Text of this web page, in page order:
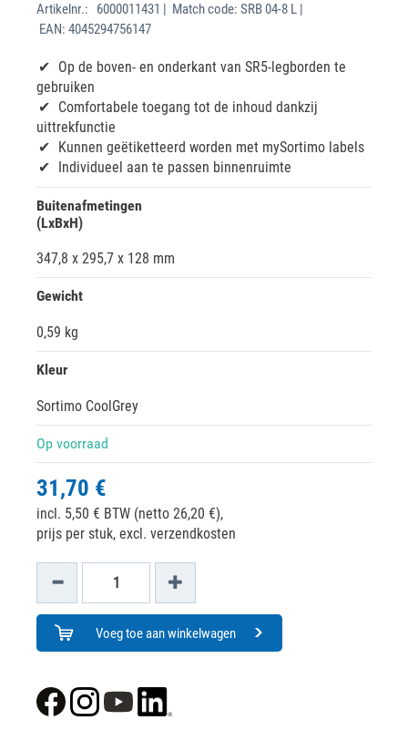
Artikelnr.:
6000011431 | Match code: SRB 04-8 L |
EAN: 4045294756147
Op de boven- en onderkant van SR5-legborden te
gebruiken
Comfortabele toegang tot de inhoud dankzij
uittrekfunctie
Kunnen geëtiketteerd worden met mySortimo labels
Individueel aan te passen binnenruimte
Buitenafmetingen
(LxBxH)
347,8 x 295,7 x 128 mm
Gewicht
0,59 kg
Kleur
Sortimo CoolGrey
Op voorraad
31,70 €
incl. 5,50 € BTW (netto 26,20 €),
prijs per stuk, excl. verzendkosten
Voeg toe aan winkelwagen